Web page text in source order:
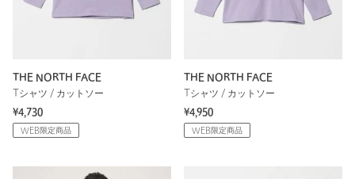
THE NORTH FACE
Tシャツ / カットソー
¥4,730
WEB限定商品
THE NORTH FACE
Tシャツ / カットソー
¥4,950
WEB限定商品